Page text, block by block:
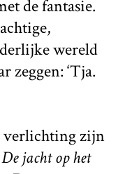
de fantasie.
wereld
zeggen: ‘Tja.
verlichting zijn
De jacht op het